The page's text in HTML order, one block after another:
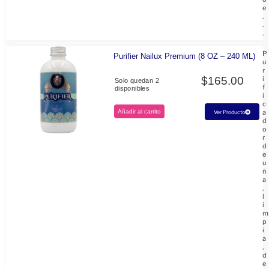
e
.
.
.
Purifier Nailux Premium (8 OZ – 240 ML)
Solo quedan 2
disponibles
$165.00
Añadir al carrito Ver Producto
P
u
r
i
f
i
c
a
d
o
r
d
e
u
ñ
a
,
l
i
m
p
i
a
,
d
e